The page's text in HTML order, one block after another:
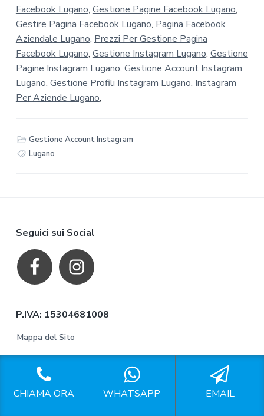
Facebook Lugano, Gestione Pagine Facebook Lugano,
Gestire Pagina Facebook Lugano, Pagina Facebook
Aziendale Lugano, Prezzi Per Gestione Pagina
Facebook Lugano, Gestione Instagram Lugano, Gestione
Pagine Instagram Lugano, Gestione Account Instagram
Lugano, Gestione Profili Instagram Lugano, Instagram
Per Aziende Lugano,
Gestione Account Instagram
Lugano
Seguici sui Social
P.IVA: 15304681008
Mappa del Sito
Privacy
Richiesta di accesso ai dati
CHIAMA ORA WHATSAPP EMAIL